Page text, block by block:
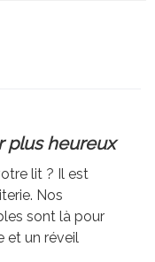
plus heureux
lit ? Il est
Nos
sont là pour
et un réveil